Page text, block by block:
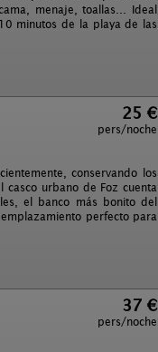
menaje, toallas... Ideal
minutos de la playa de las
25 €
pers/noche
conservando los
urbano de Foz cuenta
el banco más bonito del
perfecto para
37 €
pers/noche